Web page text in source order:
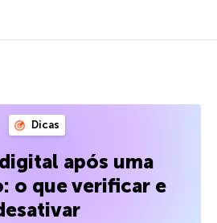
Dicas
após uma
o que verificar e